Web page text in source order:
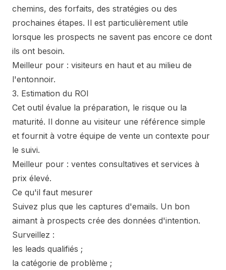
chemins, des forfaits, des stratégies ou des
prochaines étapes. Il est particulièrement utile
lorsque les prospects ne savent pas encore ce dont
ils ont besoin.
Meilleur pour : visiteurs en haut et au milieu de
l'entonnoir.
3. Estimation du ROI
Cet outil évalue la préparation, le risque ou la
maturité. Il donne au visiteur une référence simple
et fournit à votre équipe de vente un contexte pour
le suivi.
Meilleur pour : ventes consultatives et services à
prix élevé.
Ce qu'il faut mesurer
Suivez plus que les captures d'emails. Un bon
aimant à prospects crée des données d'intention.
Surveillez :
les leads qualifiés ;
la catégorie de problème ;